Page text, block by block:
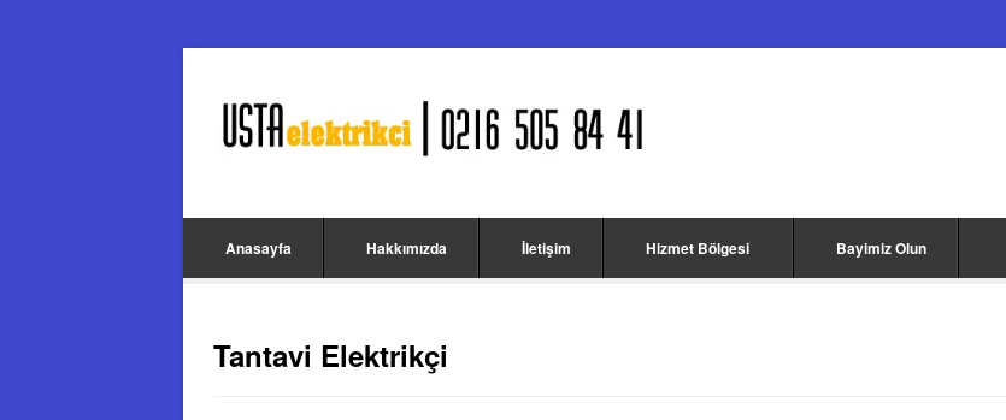
Anasayfa Hakkımızda İletişim Hizmet Bölgesi Bayimiz Olun
Tantavi Elektrikçi